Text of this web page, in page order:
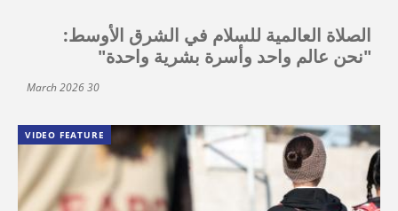
الصلاة العالمية للسلام في الشرق الأوسط:
"نحن عالم واحد وأسرة بشرية واحدة"
30 March 2026
VIDEO FEATURE